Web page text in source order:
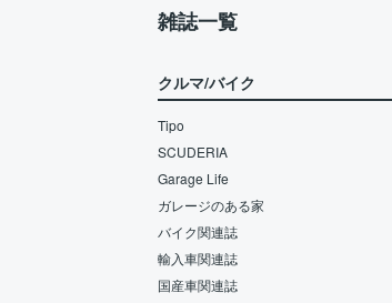
雑誌一覧
クルマ/バイク
Tipo
SCUDERIA
Garage Life
ガレージのある家
バイク関連誌
輸入車関連誌
国産車関連誌